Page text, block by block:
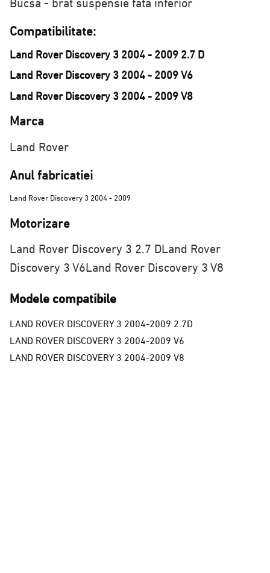
Bucsa - brat suspensie fata inferior
Compatibilitate:
Land Rover Discovery 3 2004 - 2009 2.7 D
Land Rover Discovery 3 2004 - 2009 V6
Land Rover Discovery 3 2004 - 2009 V8
Marca
Land Rover
Anul fabricatiei
Land Rover Discovery 3 2004 - 2009
Motorizare
Land Rover Discovery 3 2.7 DLand Rover
Discovery 3 V6Land Rover Discovery 3 V8
Modele compatibile
LAND ROVER DISCOVERY 3 2004-2009 2.7D
LAND ROVER DISCOVERY 3 2004-2009 V6
LAND ROVER DISCOVERY 3 2004-2009 V8